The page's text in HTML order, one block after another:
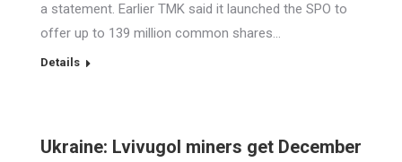
a statement. Earlier TMK said it launched the SPO to
offer up to 139 million common shares…
Details
Ukraine: Lvivugol miners get December